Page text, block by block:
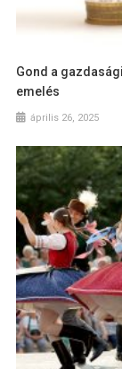
Gond a
emelés
április 26, 2025